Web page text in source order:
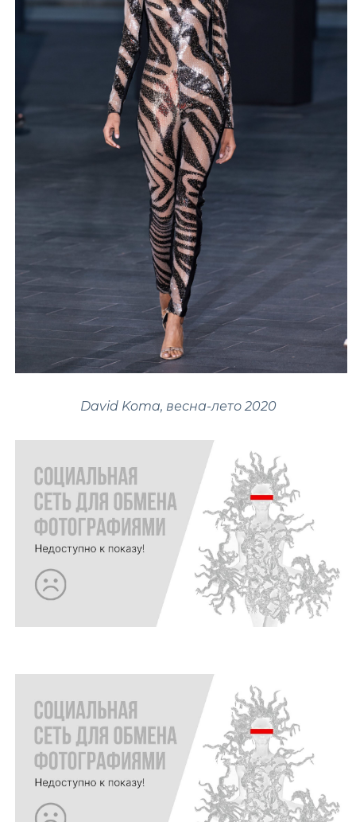
David Koma, весна-лето 2020